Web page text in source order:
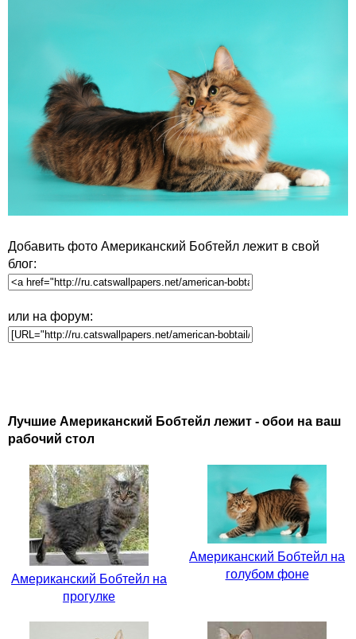
Добавить фото Американский Бобтейл лежит в свой
блог:
или на форум:
Лучшие Американский Бобтейл лежит - обои на ваш
рабочий стол
Американский Бобтейл на
прогулке
Американский Бобтейл на
голубом фоне